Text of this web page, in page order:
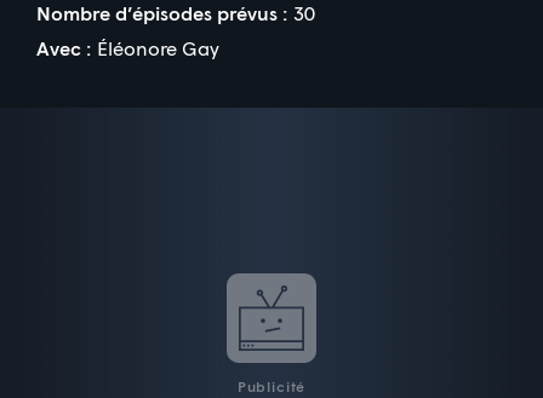
Nombre d’épisodes prévus : 30
Avec : Éléonore Gay
Publicité